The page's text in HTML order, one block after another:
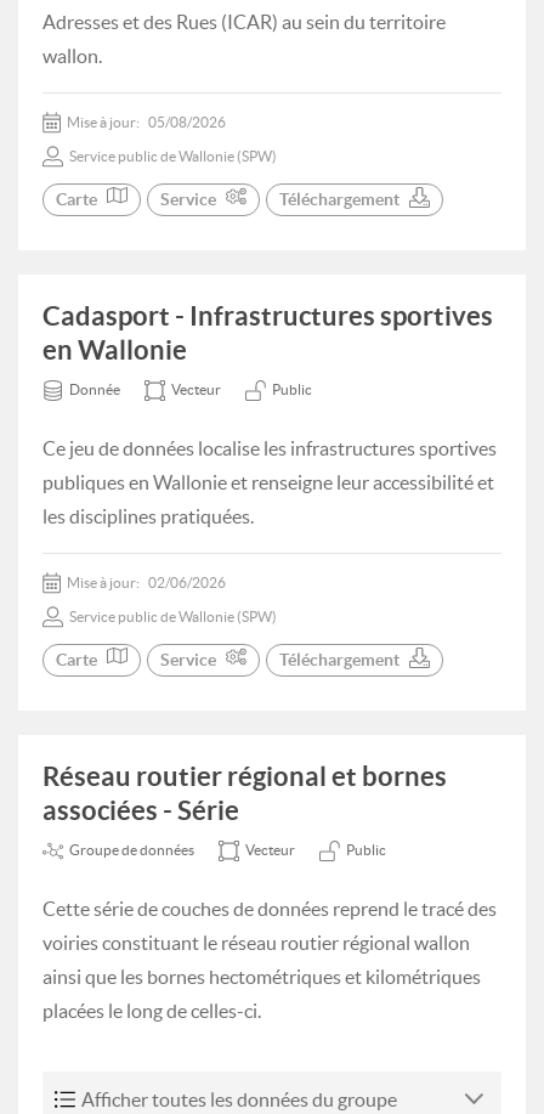
Adresses et des Rues (ICAR) au sein du territoire
wallon.
Mise à jour: 05/08/2026
Service public de Wallonie (SPW)
Carte Service Téléchargement
Cadasport - Infrastructures sportives
en Wallonie
Donnée Vecteur Public
Ce jeu de données localise les infrastructures sportives
publiques en Wallonie et renseigne leur accessibilité et
les disciplines pratiquées.
Mise à jour: 02/06/2026
Service public de Wallonie (SPW)
Carte Service Téléchargement
Réseau routier régional et bornes
associées - Série
Groupe de données Vecteur Public
Cette série de couches de données reprend le tracé des
voiries constituant le réseau routier régional wallon
ainsi que les bornes hectométriques et kilométriques
placées le long de celles-ci.
Afficher toutes les données du groupe